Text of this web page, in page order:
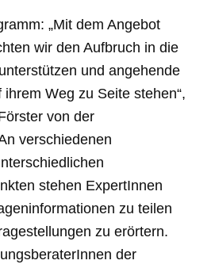
„Mit dem Angebot
wir den Aufbruch in die
und angehende
Weg zu Seite stehen“,
von der
verschiedenen
stehen ExpertInnen
zu teilen
zu erörtern.
der